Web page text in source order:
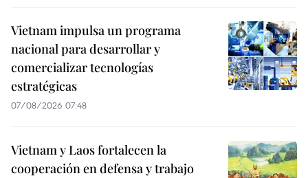
Vietnam impulsa un programa
nacional para desarrollar y
comercializar tecnologías
estratégicas
07/08/2026 07:48
Vietnam y Laos fortalecen la
cooperación en defensa y trabajo